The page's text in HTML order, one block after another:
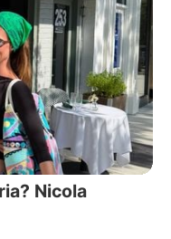
Nicola